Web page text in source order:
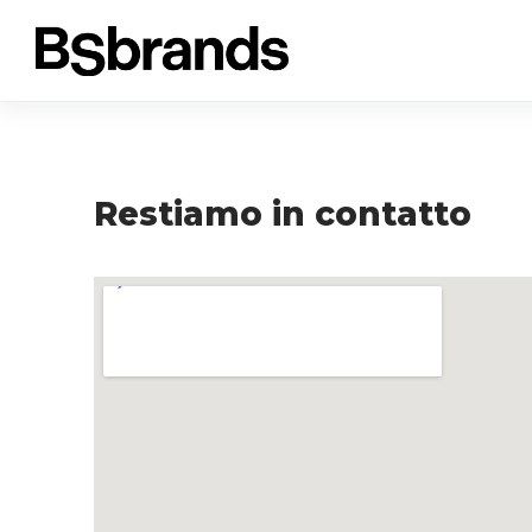
Restiamo in contatto